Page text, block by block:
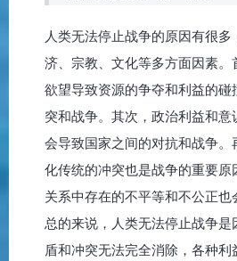
人类无法停止战争的原因有很
济、宗教、文化等多方面因素。
欲望导致资源的争夺和利益的碰
突和战争。其次，政治利益和
会导致国家之间的对抗和战争。
化传统的冲突也是战争的重要原
关系中存在的不平等和不公正也
总的来说，人类无法停止战争
盾和冲突无法完全消除，各种